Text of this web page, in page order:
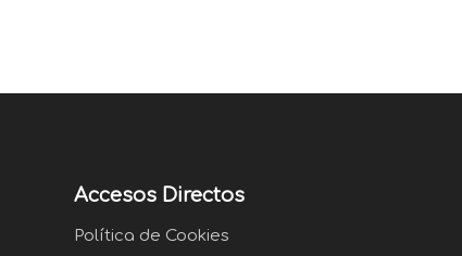
Accesos Directos
Política de Cookies